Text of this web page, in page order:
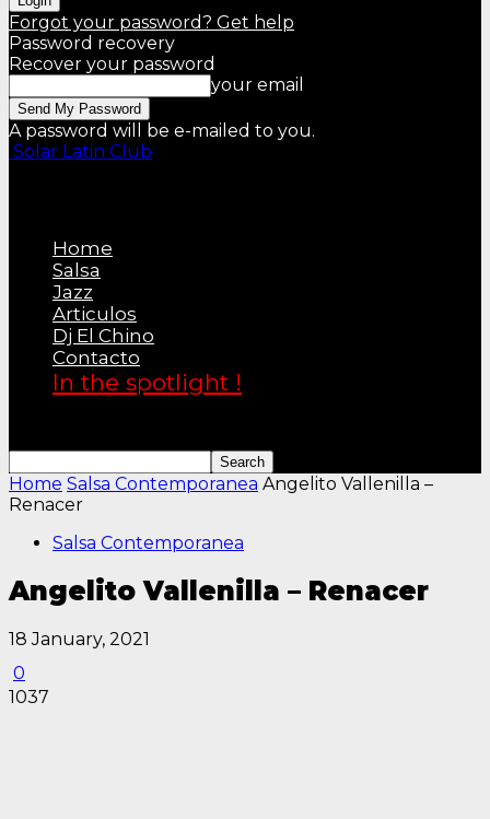
Forgot your password? Get help
Password recovery
Recover your password
your email
A password will be e-mailed to you.
Solar Latin Club
Home
Salsa
Jazz
Articulos
Dj El Chino
Contacto
In the spotlight !
Home Salsa Contemporanea Angelito Vallenilla –
Renacer
Salsa Contemporanea
Angelito Vallenilla – Renacer
18 January, 2021
0
1037